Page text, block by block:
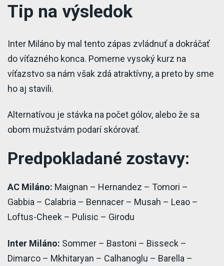
Tip na výsledok
Inter Miláno by mal tento zápas zvládnuť a dokráčať
do víťazného konca. Pomerne vysoký kurz na
víťazstvo sa nám však zdá atraktívny, a preto by sme
ho aj stavili.
Alternatívou je stávka na počet gólov, alebo že sa
obom mužstvám podarí skórovať.
Predpokladané zostavy:
AC Miláno: Maignan – Hernandez – Tomori –
Gabbia – Calabria – Bennacer – Musah – Leao –
Loftus-Cheek – Pulisic – Girodu
Inter Miláno: Sommer – Bastoni – Bisseck –
Dimarco – Mkhitaryan – Calhanoglu – Barella –